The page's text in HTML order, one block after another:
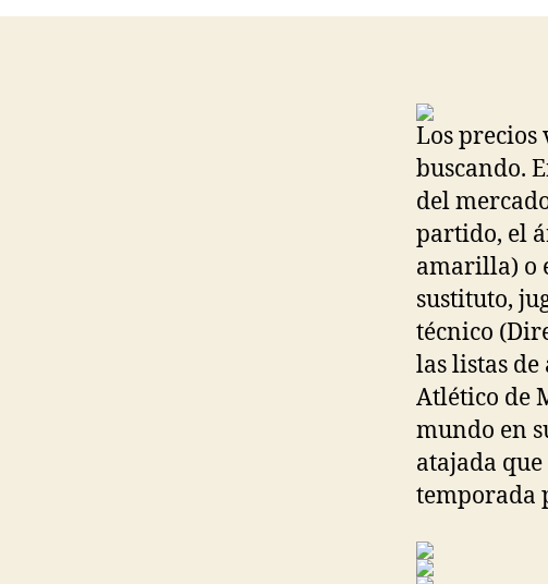
Los precios
buscando.
del
partido, el
amarilla) o
sustituto,
técnico
las listas
Atlético de
mundo en
atajada
temporada